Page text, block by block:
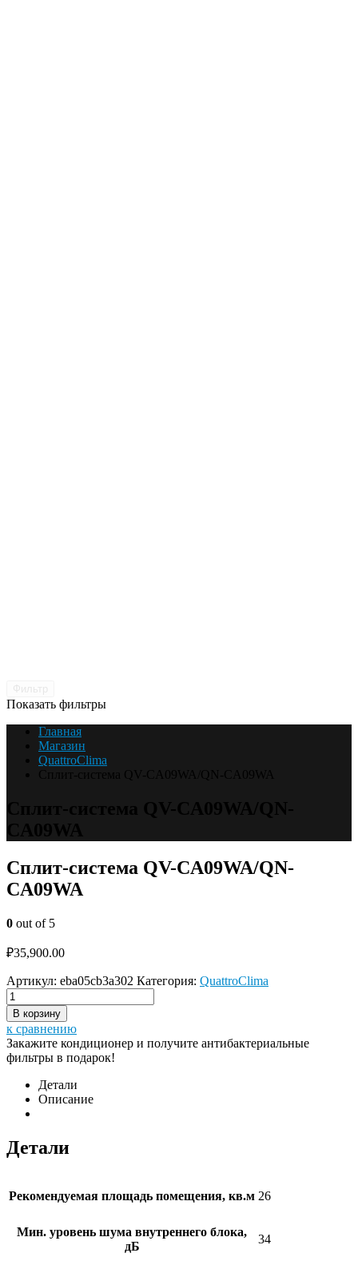
Показать фильтры
Главная
Магазин
QuattroClima
Сплит-система QV-CA09WA/QN-
CA09WA
0 out of 5
₽35,900.00
Артикул: eba05cb3a302 Категория: QuattroClima
В корзину
к сравнению
Закажите кондиционер и получите антибактериальные
фильтры в подарок!
Детали
Описание
Детали
Рекомендуемая площадь помещения, кв.м 26
Мин. уровень шума внутреннего блока,
дБ
34